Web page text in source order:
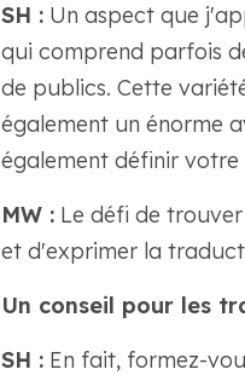
SH :Un aspect que
qui comprend parfois
de publics. Cette
également un énorme
également définir
MW :Le défi de trouver
et d'exprimer la
Un conseil pour les
SH :En fait, formez-